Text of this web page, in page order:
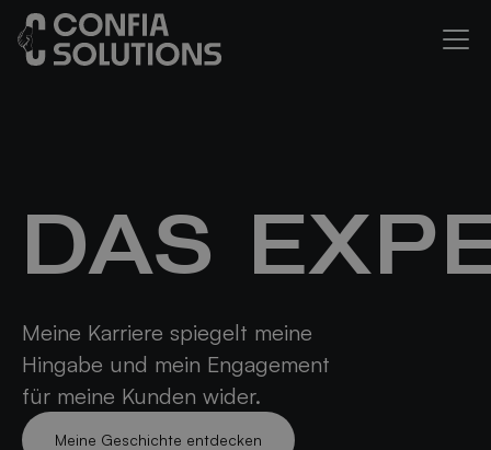
DAS
Meine Karriere spiegelt meine
Hingabe und mein Engagement
für meine Kunden wider.
Meine Geschichte entdecken